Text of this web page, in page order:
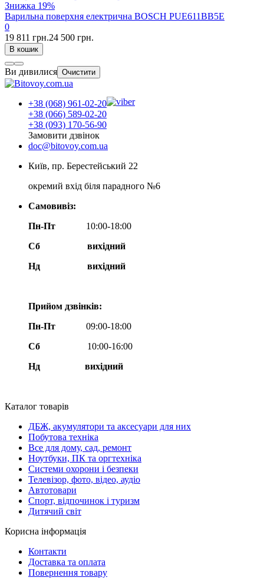
Знижка 19%
Варильна поверхня електрична BOSCH PUE611BB5E
0
19 811 грн.24 500 грн.
В кошик
Ви дивилися Очистити
+38 (068) 961-02-20
+38 (066) 589-02-20
+38 (093) 170-56-90
Замовити дзвінок
doc@bitovoy.com.ua
Київ, пр. Берестейський 22
окремий вхід біля парадного №6
Самовивіз:
Пн-Пт
10:00-18:00
Сб
вихідний
Нд
вихідний
Прийом дзвінків:
Пн-Пт
09:00-18:00
Сб
10:00-16:00
Нд вихідний
Каталог товарів
ДБЖ, акумулятори та аксесуари для них
Побутова техніка
Все для дому, сад, ремонт
Ноутбуки, ПК та оргтехніка
Системи охорони і безпеки
Телевізор, фото, відео, аудіо
Автотовари
Спорт, відпочинок і туризм
Дитячий світ
Корисна інформація
Контакти
Доставка та оплата
Повернення товару